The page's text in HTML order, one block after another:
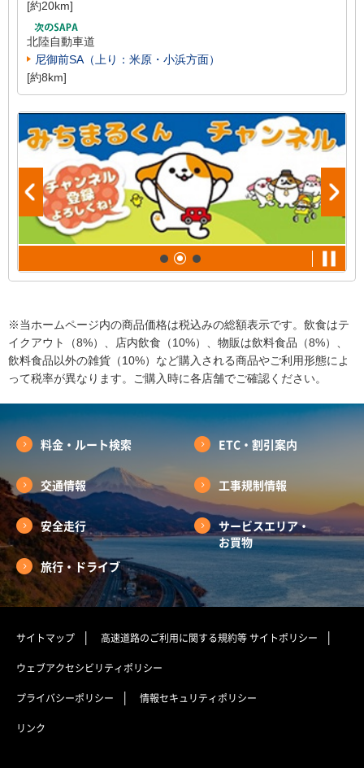
[約20km]
北陸自動車道
尼御前SA（上り：米原・小浜方面）
[約8km]
※当ホームページ内の商品価格は税込みの総額表示です。飲食はテ
イクアウト（8%）、店内飲食（10%）、物販は飲料食品（8%）、
飲料食品以外の雑貨（10%）など購入される商品やご利用形態によ
って税率が異なります。ご購入時に各店舗でご確認ください。
料金・ルート検索 ETC・割引案内
交通情報 工事規制情報
安全走行
サービスエリア・
お買物
旅行・ドライブ
サイトマップ 高速道路のご利用に関する規約等サイトポリシー
ウェブアクセシビリティポリシー
プライバシーポリシー 情報セキュリティポリシー
リンク